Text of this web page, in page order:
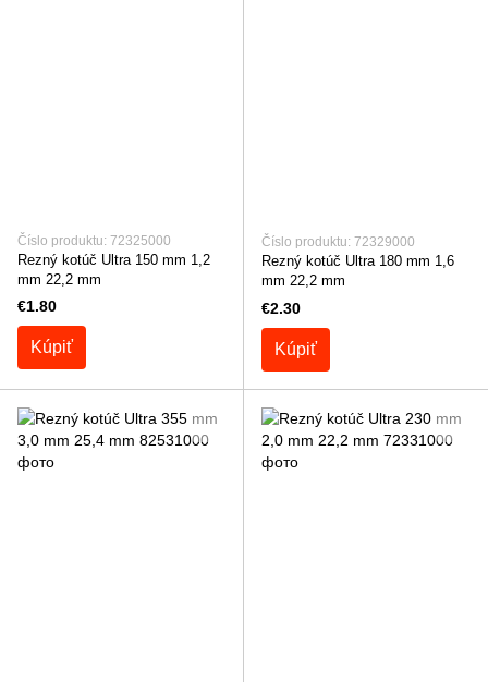
Číslo produktu: 72325000
Rezný kotúč Ultra 150 mm 1,2
mm 22,2 mm
€1.80
Kúpiť
Číslo produktu: 72329000
Rezný kotúč Ultra 180 mm 1,6
mm 22,2 mm
€2.30
Kúpiť